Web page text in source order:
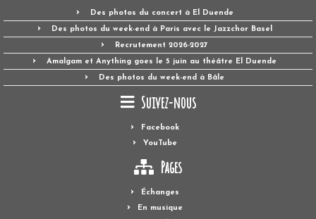
Des photos du concert à El Duende
Des photos du week-end à Paris avec le Jazzchor Basel
Recrutement 2026-2027
Amalgam et Anything goes le 5 juin au théâtre El Duende
Des photos du week-end à Bâle
Suivez-nous
Facebook
YouTube
Pages
Échanges
En musique